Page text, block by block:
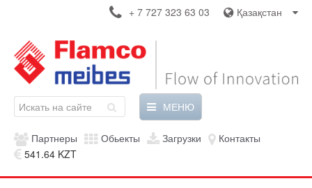
Қазақстан
+ 7 727 323 63 03
МЕНЮ
Партнеры Обьекты Загрузки
Контакты
541.64 KZT